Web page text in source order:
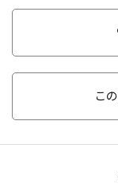
こ